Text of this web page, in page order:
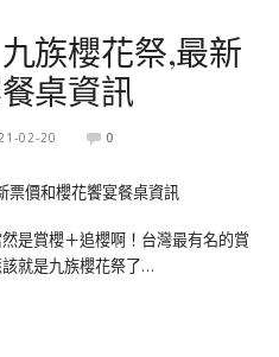
族櫻花祭,最新
桌資訊
02-20 0
是賞櫻＋追櫻啊！台灣最有名的賞
就是九族櫻花祭了…